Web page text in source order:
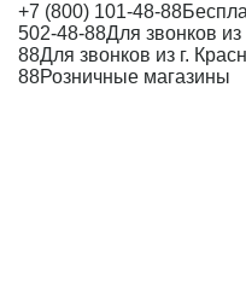
+7 (800) 101-48-88
502-48-88Для звонков
88Для звонков из г.
88Розничные магазины